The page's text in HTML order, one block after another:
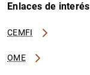
Enlaces de interés
CEMFI
OME